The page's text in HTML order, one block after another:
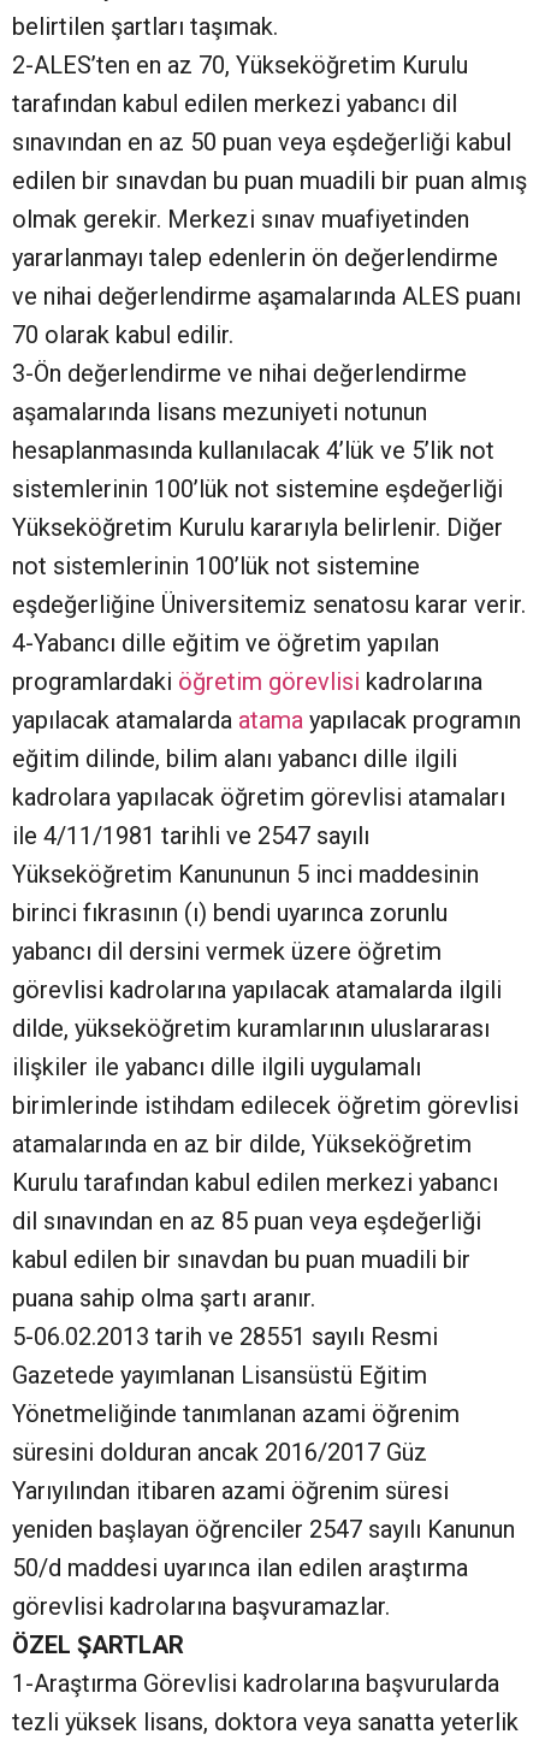
belirtilen şartları taşımak.
2-ALES’ten en az 70, Yükseköğretim Kurulu
tarafından kabul edilen merkezi yabancı dil
sınavından en az 50 puan veya eşdeğerliği kabul
edilen bir sınavdan bu puan muadili bir puan almış
olmak gerekir. Merkezi sınav muafiyetinden
yararlanmayı talep edenlerin ön değerlendirme
ve nihai değerlendirme aşamalarında ALES puanı
70 olarak kabul edilir.
3-Ön değerlendirme ve nihai değerlendirme
aşamalarında lisans mezuniyeti notunun
hesaplanmasında kullanılacak 4’lük ve 5’lik not
sistemlerinin 100’lük not sistemine eşdeğerliği
Yükseköğretim Kurulu kararıyla belirlenir. Diğer
not sistemlerinin 100’lük not sistemine
eşdeğerliğine Üniversitemiz senatosu karar verir.
4-Yabancı dille eğitim ve öğretim yapılan
programlardaki öğretim görevlisi kadrolarına
yapılacak atamalarda atama yapılacak programın
eğitim dilinde, bilim alanı yabancı dille ilgili
kadrolara yapılacak öğretim görevlisi atamaları
ile 4/11/1981 tarihli ve 2547 sayılı
Yükseköğretim Kanununun 5 inci maddesinin
birinci fıkrasının (ı) bendi uyarınca zorunlu
yabancı dil dersini vermek üzere öğretim
görevlisi kadrolarına yapılacak atamalarda ilgili
dilde, yükseköğretim kuramlarının uluslararası
ilişkiler ile yabancı dille ilgili uygulamalı
birimlerinde istihdam edilecek öğretim görevlisi
atamalarında en az bir dilde, Yükseköğretim
Kurulu tarafından kabul edilen merkezi yabancı
dil sınavından en az 85 puan veya eşdeğerliği
kabul edilen bir sınavdan bu puan muadili bir
puana sahip olma şartı aranır.
5-06.02.2013 tarih ve 28551 sayılı Resmi
Gazetede yayımlanan Lisansüstü Eğitim
Yönetmeliğinde tanımlanan azami öğrenim
süresini dolduran ancak 2016/2017 Güz
Yarıyılından itibaren azami öğrenim süresi
yeniden başlayan öğrenciler 2547 sayılı Kanunun
50/d maddesi uyarınca ilan edilen araştırma
görevlisi kadrolarına başvuramazlar.
ÖZEL ŞARTLAR
1-Araştırma Görevlisi kadrolarına başvurularda
tezli yüksek lisans, doktora veya sanatta yeterlik